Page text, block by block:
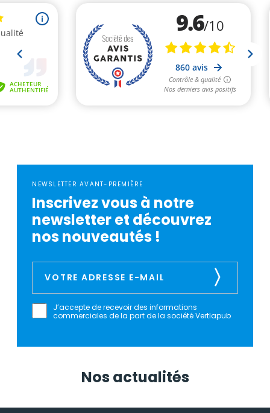
NEWSLETTER AVANT-PREMIÈRE
Inscrivez vous à notre
newsletter et découvrez
nos nouveautés !
J’accepte de recevoir des informations
commerciales de la part de la société Vertlapub
Nos actualités